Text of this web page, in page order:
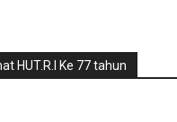
HUT.R.I Ke 77 tahun